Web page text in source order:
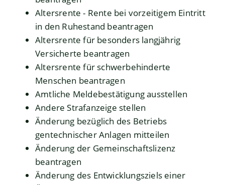
Altersrente - Rente bei vorzeitigem Eintritt
in den Ruhestand beantragen
Altersrente für besonders langjährig
Versicherte beantragen
Altersrente für schwerbehinderte
Menschen beantragen
Amtliche Meldebestätigung ausstellen
Andere Strafanzeige stellen
Änderung bezüglich des Betriebs
gentechnischer Anlagen mitteilen
Änderung der Gemeinschaftslizenz
beantragen
Änderung des Entwicklungsziels einer